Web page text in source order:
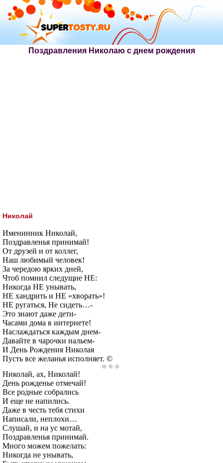
Поздравления Николаю с днем рождения
Николай
Именинник Николай,
Поздравленья принимай!
От друзей и от коллег,
Наш любимый человек!
За чередою ярких дней,
Чтоб помнил следущие НЕ:
Никогда НЕ унывать,
НЕ хандрить и НЕ «хворать»!
НЕ ругаться, Не сидеть…-
Это знают даже дети-
Часами дома в интернете!
Наслаждаться каждым днем-
Давайте в чарочки нальем-
И День Рождения Николая
Пусть все желанья исполняет. ©
Николай, ах, Николай!
День рожденье отмечай!
Все родные собрались
И еще не напились.
Даже в честь тебя стихи
Написали, неплохи…
Слушай, и на ус мотай,
Поздравленья принимай.
Много можем пожелать:
Никогда не унывать,